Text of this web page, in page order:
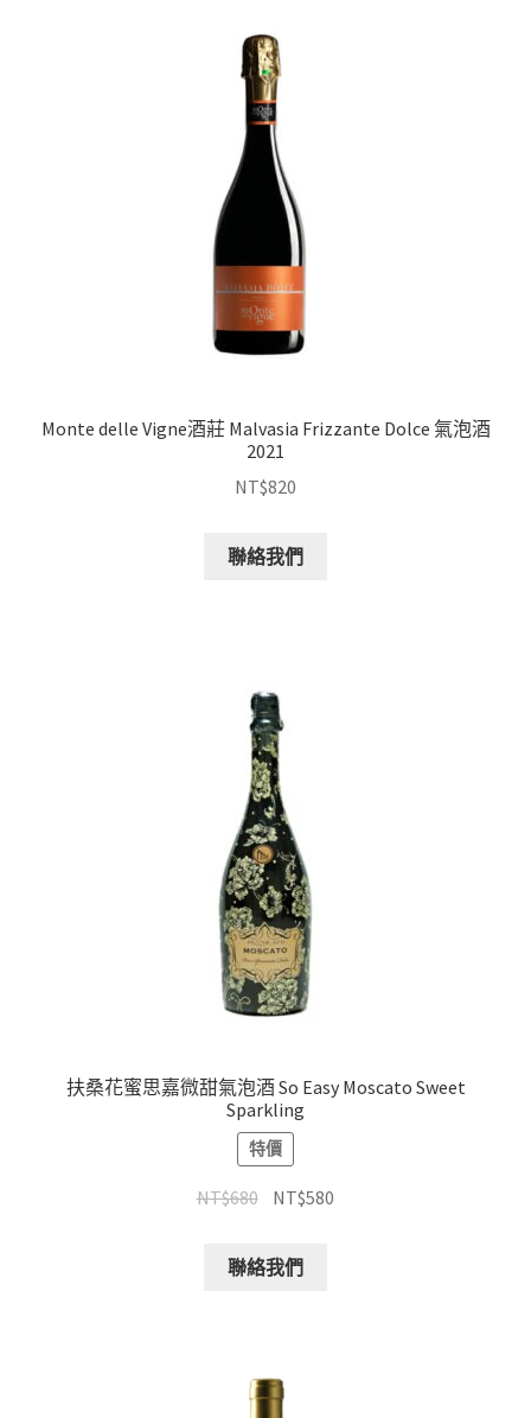
Monte delle Vigne酒莊 Malvasia Frizzante Dolce 氣泡酒
2021
NT$820
聯絡我們
扶桑花蜜思嘉微甜氣泡酒 So Easy Moscato Sweet
Sparkling
特價
NT$680 NT$580
聯絡我們